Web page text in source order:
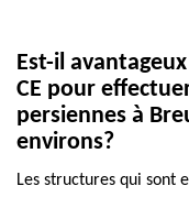
Est-il
CE pour
persiennes à
environs?
Les structures qui sont